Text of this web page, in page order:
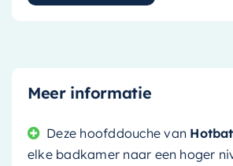
Meer informatie
Deze hoofddouche van
elke badkamer naar een hoger